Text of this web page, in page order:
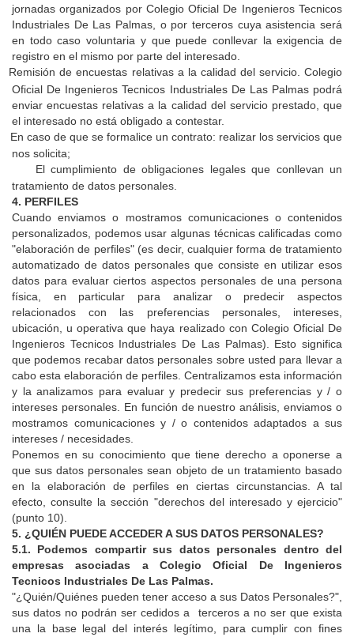
jornadas organizados por Colegio Oficial De Ingenieros Tecnicos
Industriales De Las Palmas , o por terceros cuya asistencia será
en todo caso voluntaria y que puede conllevar la exigencia de
registro en el mismo por parte del interesado.
Remisión de encuestas relativas a la calidad del servicio.Colegio
Oficial De Ingenieros Tecnicos Industriales De Las Palmaspodrá
enviar encuestas relativas a la calidad del servicio prestado, que
el interesado no está obligado a contestar.
En caso de que se formalice un contrato: realizar los servicios que
nos solicita;
El cumplimiento de obligaciones legales que conllevan un
tratamiento de datos personales.
4. PERFILES
Cuando enviamos o mostramos comunicaciones o contenidos
personalizados, podemos usar algunas técnicas calificadas como
"elaboración de perfiles" (es decir, cualquier forma de tratamiento
automatizado de datos personales que consiste en utilizar esos
datos para evaluar ciertos aspectos personales de una persona
física, en particular para analizar o predecir aspectos
relacionados con las preferencias personales, intereses,
ubicación, u operativa que haya realizado con Colegio Oficial De
Ingenieros Tecnicos Industriales De Las Palmas). Esto significa
que podemos recabar datos personales sobre usted para llevar a
cabo esta elaboración de perfiles. Centralizamos esta información
y la analizamos para evaluar y predecir sus preferencias y / o
intereses personales. En función de nuestro análisis, enviamos o
mostramos comunicaciones y / o contenidos adaptados a sus
intereses / necesidades.
Ponemos en su conocimiento que tiene derecho a oponerse a
que sus datos personales sean objeto de un tratamiento basado
en la elaboración de perfiles en ciertas circunstancias. A tal
efecto, consulte la sección "derechos del interesado y ejercicio"
(punto 10).
5. ¿QUIÉN PUEDE ACCEDER A SUS DATOS PERSONALES?
5.1. Podemos compartir sus datos personales dentro del
empresas asociadas a Colegio Oficial De Ingenieros
Tecnicos Industriales De Las Palmas.
"¿Quién/Quiénes pueden tener acceso a sus Datos Personales?",
sus datos no podrán ser cedidos a
terceros a no ser que exista
una la base legal del interés legítimo, para cumplir con fines